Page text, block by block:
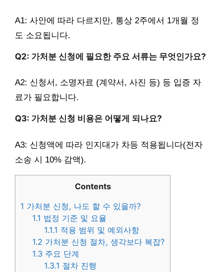
A1: 사안에 따라 다르지만, 통상 2주에서 1개월 정
도 소요됩니다.
Q2: 가처분 신청에 필요한 주요 서류는 무엇인가요?
A2: 신청서, 소명자료 (계약서, 사진 등) 등 입증 자
료가 필요합니다.
Q3: 가처분 신청 비용은 어떻게 되나요?
A3: 신청액에 따라 인지대가 차등 적용됩니다(전자
소송 시 10% 감액).
Contents
1 가처분 신청, 나도 할 수 있을까?
1.1 법정 기준 및 요율
1.1.1 적용 범위 및 예외사항
1.2 가처분 신청 절차, 생각보다 복잡?
1.3 주요 단계
1.3.1 절차 진행